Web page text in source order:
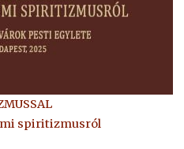
spiritizmusról